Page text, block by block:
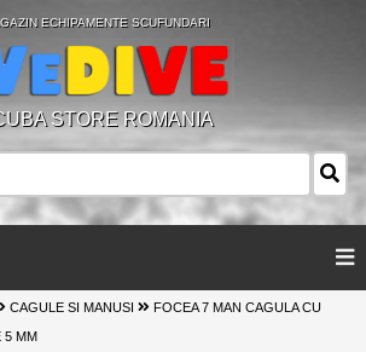
ECHIPAMENTE SCUFUNDARI
STORE ROMANIA
CAGULE SI MANUSI FOCEA 7 MAN CAGULA CU
5 MM